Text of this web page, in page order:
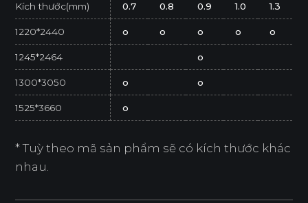
Kích thước(mm) 0.7 0.8 0.9 1.0 1.3
1220*2440 o o o o o
1245*2464 o
1300*3050 o o
1525*3660 o
* Tuỳ theo mã sản phẩm sẽ có kích thước khác
nhau.